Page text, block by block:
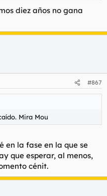
diez años no gana
#867
Mira Mou
en la fase en la que se
que esperar, al menos,
cénit.